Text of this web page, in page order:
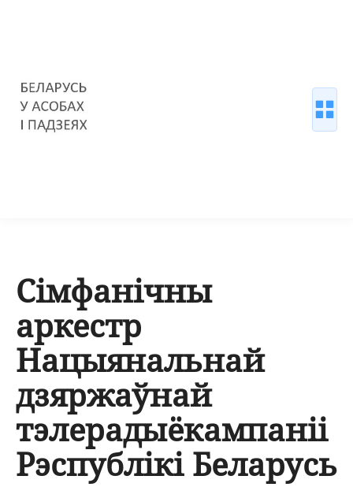
Сiмфанiчны
аркестр
Нацыянальнай
дзяржаўнай
тэлерадыёкампаніі
Рэспублікі Беларусь